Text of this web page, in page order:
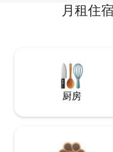
月租住
厨房